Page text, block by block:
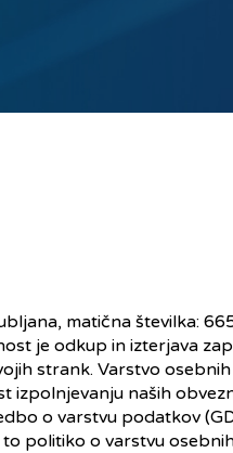
matična številka:
je odkup in izterjava
strank. Varstvo
naših
o varstvu podatkov
politiko o varstvu